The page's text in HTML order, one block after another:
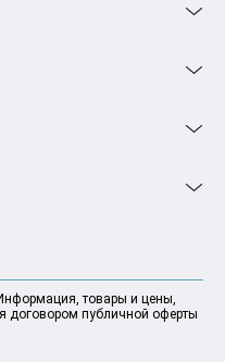
товары и цены,
договором публичной оферты